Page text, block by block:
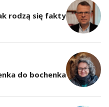
rodzą się fakty
do bochenka